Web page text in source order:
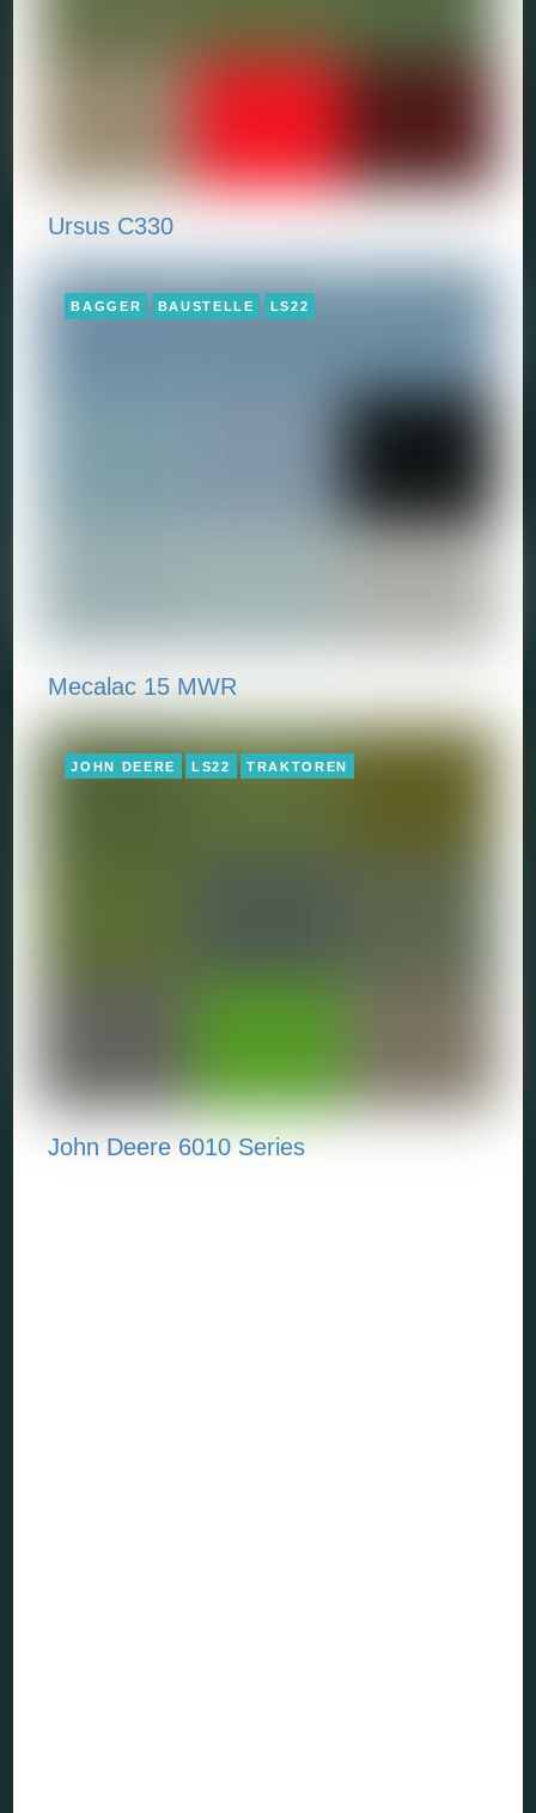
Ursus C330
BAGGER BAUSTELLE LS22
Mecalac 15 MWR
JOHN DEERE LS22 TRAKTOREN
John Deere 6010 Series